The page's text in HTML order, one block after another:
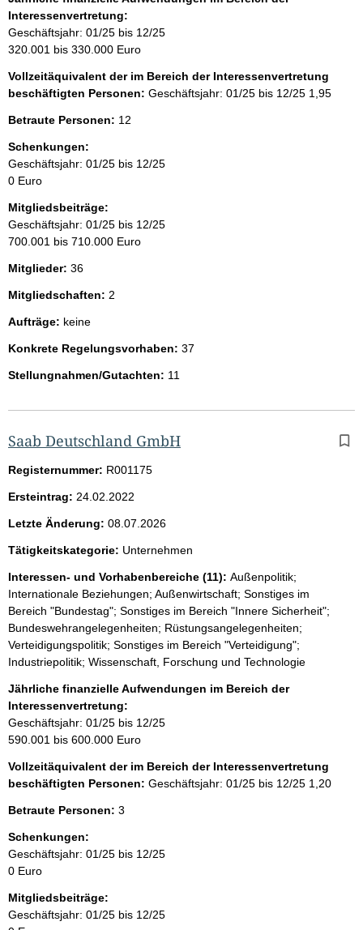
Interessenvertretung:
Geschäftsjahr: 01/25 bis 12/25
320.001 bis 330.000 Euro
Vollzeitäquivalent der im Bereich der Interessenvertretung
beschäftigten Personen: Geschäftsjahr: 01/25 bis 12/25 1,95
Betraute Personen: 12
Schenkungen:
Geschäftsjahr: 01/25 bis 12/25
0 Euro
Mitgliedsbeiträge:
Geschäftsjahr: 01/25 bis 12/25
700.001 bis 710.000 Euro
Mitglieder: 36
Mitgliedschaften: 2
Aufträge: keine
Konkrete Regelungsvorhaben: 37
Stellungnahmen/Gutachten: 11
Saab Deutschland GmbH
Registernummer: R001175
Ersteintrag: 24.02.2022
Letzte Änderung: 08.07.2026
Tätigkeitskategorie: Unternehmen
Interessen- und Vorhabenbereiche (11): Außenpolitik;
Internationale Beziehungen; Außenwirtschaft; Sonstiges im
Bereich "Bundestag"; Sonstiges im Bereich "Innere Sicherheit";
Bundeswehrangelegenheiten; Rüstungsangelegenheiten;
Verteidigungspolitik; Sonstiges im Bereich "Verteidigung";
Industriepolitik; Wissenschaft, Forschung und Technologie
Jährliche finanzielle Aufwendungen im Bereich der
Interessenvertretung:
Geschäftsjahr: 01/25 bis 12/25
590.001 bis 600.000 Euro
Vollzeitäquivalent der im Bereich der Interessenvertretung
beschäftigten Personen: Geschäftsjahr: 01/25 bis 12/25 1,20
Betraute Personen: 3
Schenkungen:
Geschäftsjahr: 01/25 bis 12/25
0 Euro
Mitgliedsbeiträge:
Geschäftsjahr: 01/25 bis 12/25